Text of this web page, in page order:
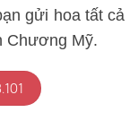
gửi hoa tất cả
Chương Mỹ.